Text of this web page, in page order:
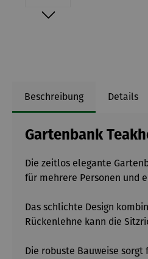
Beschreibung Details
Gartenbank
Die zeitlos elegante
für mehrere Personen und
Das schlichte Design
Rückenlehne kann die
Die robuste Bauweise